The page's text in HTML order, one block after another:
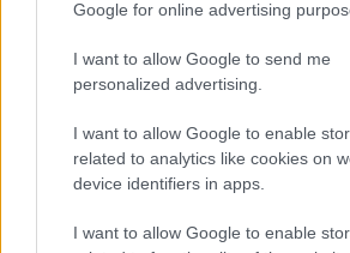
Google for online advertising
I want to allow Google to send me
personalized advertising.
I want to allow Google to enable
related to analytics like cookies on
device identifiers in apps.
I want to allow Google to enable
előbb dobban a szívem, és utána
miért: az egyik pillanatban még
izzasztó ütemmel és a lélekvesztő
könnyet csal a csend a kollektív
járunk, ami egy kiáltással válik
újabb dobbanással pedig már
zéróösszegű játék. Elhangzanak a